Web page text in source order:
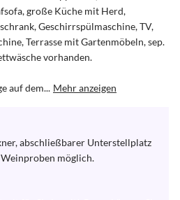
große Küche mit Herd,
Geschirrspülmaschine, TV,
Terrasse mit Gartenmöbeln, sep.
vorhanden.
auf dem... Mehr anzeigen
abschließbarer Unterstellplatz
möglich.